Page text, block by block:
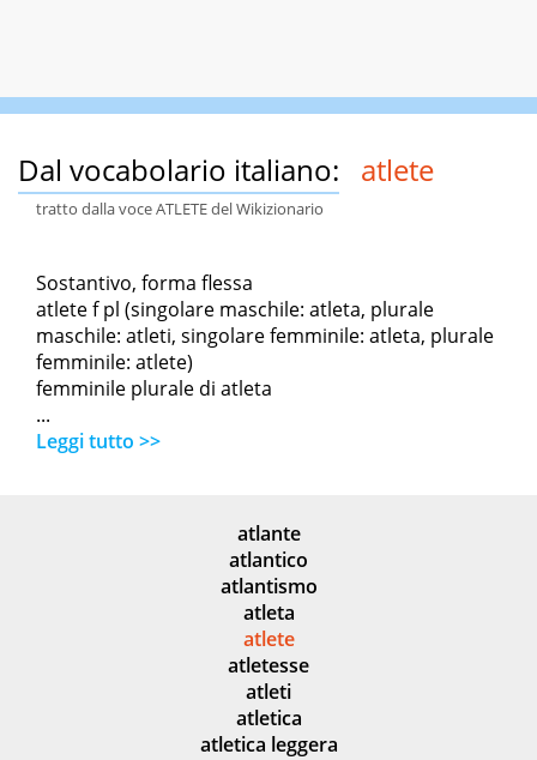
Dal vocabolario italiano: atlete
tratto dalla voce ATLETE del Wikizionario
Sostantivo, forma flessa
atlete f pl (singolare maschile: atleta, plurale
maschile: atleti, singolare femminile: atleta, plurale
femminile: atlete)
femminile plurale di atleta
...
Leggi tutto >>
atlante
atlantico
atlantismo
atleta
atlete
atletesse
atleti
atletica
atletica leggera